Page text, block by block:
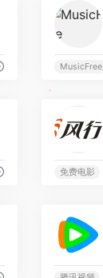
MusicFree
免费电影